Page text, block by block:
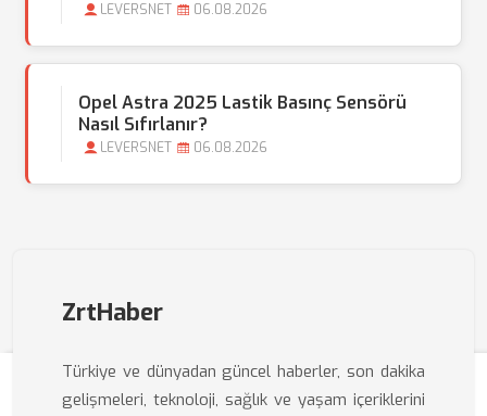
LEVERSNET 06.08.2026
Opel Astra 2025 Lastik Basınç Sensörü
Nasıl Sıfırlanır?
LEVERSNET 06.08.2026
ZrtHaber
Türkiye ve dünyadan güncel haberler, son dakika
gelişmeleri, teknoloji, sağlık ve yaşam içeriklerini